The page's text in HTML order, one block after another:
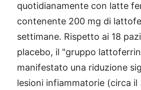
quotidianamente con latte
contenente 200 mg di
settimane. Rispetto ai 18
placebo, il "gruppo
manifestato una riduzione
lesioni infiammatorie (circa il
X115 -